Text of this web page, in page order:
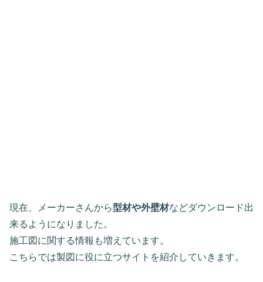
現在、メーカーさんから型材や外壁材などダウンロード出
来るようになりました。
施工図に関する情報も増えています。
こちらでは製図に役に立つサイトを紹介していきます。